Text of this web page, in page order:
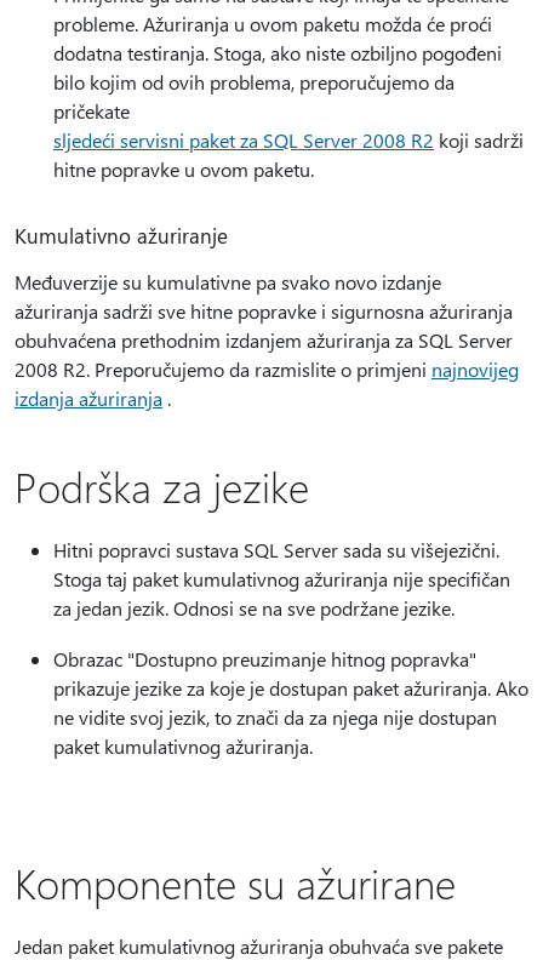
probleme. Ažuriranja u ovom paketu možda će proći
dodatna testiranja. Stoga, ako niste ozbiljno pogođeni
bilo kojim od ovih problema, preporučujemo da
pričekate
sljedeći servisni paket za SQL Server 2008 R2 koji sadrži
hitne popravke u ovom paketu.
Kumulativno ažuriranje
Međuverzije su kumulativne pa svako novo izdanje
ažuriranja sadrži sve hitne popravke i sigurnosna ažuriranja
obuhvaćena prethodnim izdanjem ažuriranja za SQL Server
2008 R2. Preporučujemo da razmislite o primjeni najnovijeg
izdanja ažuriranja .
Podrška za jezike
Hitni popravci sustava SQL Server sada su višejezični.
Stoga taj paket kumulativnog ažuriranja nije specifičan
za jedan jezik. Odnosi se na sve podržane jezike.
Obrazac "Dostupno preuzimanje hitnog popravka"
prikazuje jezike za koje je dostupan paket ažuriranja. Ako
ne vidite svoj jezik, to znači da za njega nije dostupan
paket kumulativnog ažuriranja.
Komponente su ažurirane
Jedan paket kumulativnog ažuriranja obuhvaća sve pakete